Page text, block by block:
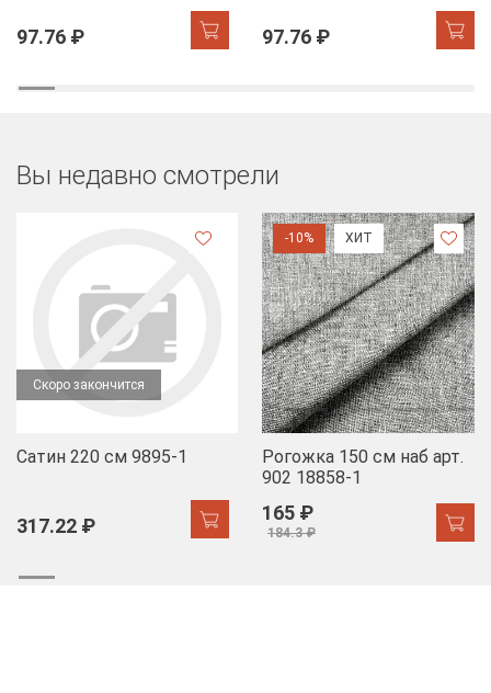
97.76 ₽ 97.76 ₽
Вы недавно смотрели
Скоро закончится
Сатин 220 см 9895-1
317.22 ₽
-10% ХИТ
Рогожка 150 см наб арт.
902 18858-1
165 ₽
184.3 ₽